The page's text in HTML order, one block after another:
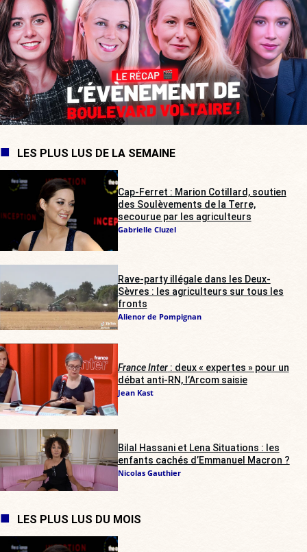
LES PLUS LUS DE LA SEMAINE
Cap-Ferret : Marion Cotillard, soutien
des Soulèvements de la Terre,
secourue par les agriculteurs
Gabrielle Cluzel
Rave-party illégale dans les Deux-
Sèvres : les agriculteurs sur tous les
fronts
Alienor de Pompignan
France Inter: deux « expertes » pour un
débat anti-RN, l’Arcom saisie
Jean Kast
Bilal Hassani et Lena Situations : les
enfants cachés d’Emmanuel Macron ?
Nicolas Gauthier
LES PLUS LUS DU MOIS